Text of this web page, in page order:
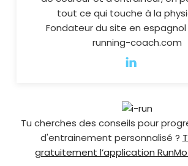
tout ce qui touche à la
Fondateur du site en
running-coach.com
Tu cherches des conseils pour
d'entrainement personnalisé ?
gratuitement l’application